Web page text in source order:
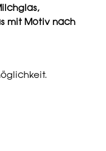
mit Motiv nach